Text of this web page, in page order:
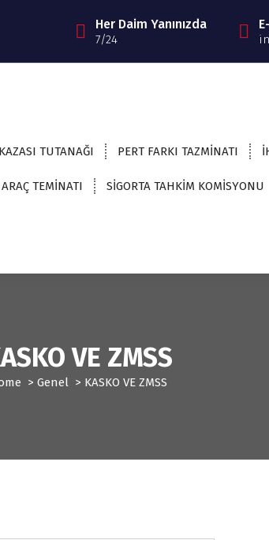
Her Daim Yanınızda
7/24
TUTANAĞI PERT FARKI TAZMİNATI
TEMİNATI SİGORTA TAHKİM KOMİSYONU
VE ZMSS
> Genel > KASKO VE ZMSS